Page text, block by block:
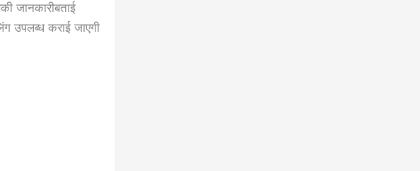
जानकारीबताई
उपलब्ध कराई जाएगी